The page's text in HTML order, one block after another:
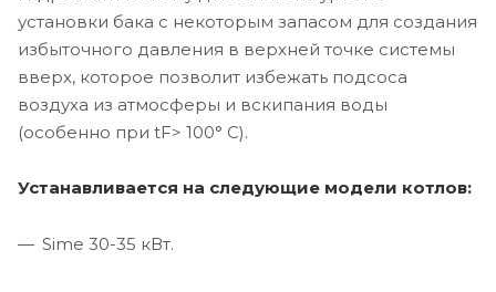
установки бака с некоторым запасом для создания
избыточного давления в верхней точке системы
вверх, которое позволит избежать подсоса
воздуха из атмосферы и вскипания воды
(особенно при tF> 100° С).
Устанавливается на следующие модели котлов:
Sime 30-35 кВт.